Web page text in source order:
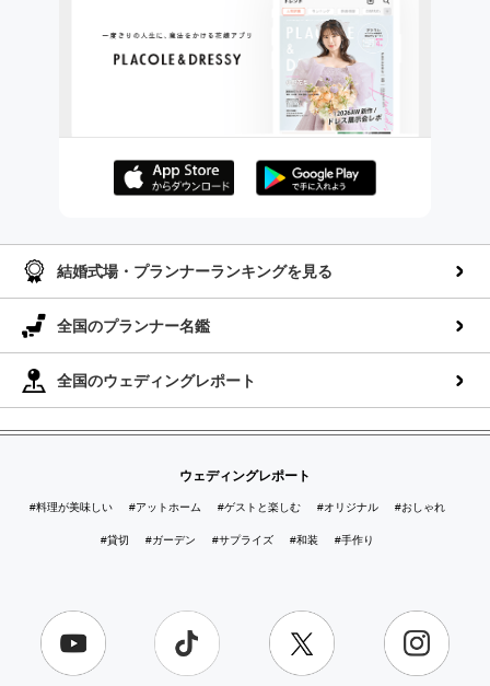
結婚式場・プランナーランキングを見る
全国のプランナー名鑑
全国のウェディングレポート
ウェディングレポート
#料理が美味しい #アットホーム #ゲストと楽しむ #オリジナル #おしゃれ
#貸切 #ガーデン #サプライズ #和装 #手作り